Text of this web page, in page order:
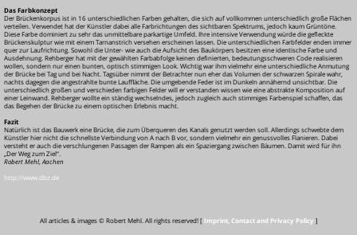
Das Farbkonzept
Der Brückenkorpus ist in 16 unterschiedlichen Farben gehalten, die sich auf vollkommen unterschiedlich große Flächen
verteilen. Verwendet hat der Künstler dabei alle Farbrichtungen des sichtbaren Spektrums, jedoch kaum Grüntöne.
Diese Farbe dominiert zu sehr das unmittelbare parkartige Umfeld. Ihre intensive Verwendung würde die gefleckte
Brückenskulptur wie mit einem Tarnanstrich versehen erscheinen lassen. Die unterschiedlichen Farbfelder enden immer
quer zur Laufrichtung. Sowohl die Unter- wie auch die Aufsicht des Baukörpers besitzen eine identische Farbe und
Ausdehnung. Rehberger hat mit der gewählten Farbabfolge keinen definierten, bedeutungsschweren Code realisieren
wollen, sondern nur einen bunten, optisch stimmigen Look. Wichtig war ihm vielmehr eine unterschiedliche Anmutung
der Brücke bei Tag und bei Nacht. Tagsüber nimmt der Betrachter nun eher das Volumen der schwarzen Spirale wahr,
nachts dagegen die angestrahlte bunte Lauffläche. Die umgebende Feder ist im Dunkeln annähernd unsichtbar. Die
unterschiedlich großen und verschieden farbigen Felder will er verstanden wissen wie eine abstrakte Komposition auf
einer Leinwand. Rehberger wollte ein ständig wechselndes, jedoch zugleich auch stimmiges Farbenspiel schaffen, das
das Begehen der Brücke zu einem optischen Erlebnis macht.
Fazit
Natürlich ist das Bauwerk eine Brücke, die zum Überqueren des Kanals genutzt werden soll. Allerdings schwebte dem
Künstler hier nicht die schnellste Verbindung von A nach B vor, sondern vielmehr ein genussvolles Flanieren. Dabei
versteht er auch die verschlungenen Passagen der Rampen als ein Spaziergang zwischen Bäumen. Damit wird für ihn
„Der Weg zum Ziel“.
Robert Mehl, Aachen
http://www.dbz.de
All articles & images © Robert Mehl. All rights reserved! [ Imprint, Contact and Privacy Policy ]